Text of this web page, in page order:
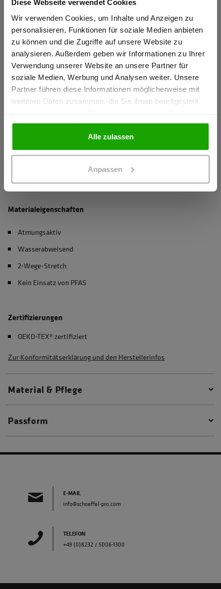
Diese Webseite verwendet Cookies
Wir verwenden Cookies, um Inhalte und Anzeigen zu
personalisieren, Funktionen für soziale Medien anbieten
zu können und die Zugriffe auf unsere Website zu
analysieren. Außerdem geben wir Informationen zu Ihrer
Verwendung unserer Website an unsere Partner für
soziale Medien, Werbung und Analysen weiter. Unsere
Partner führen diese Informationen möglicherweise mit
weiteren Daten zusammen, die Sie ihnen bereitgestellt
gesammelt haben.
Alle zulassen
Anpassen
Wasserabweisendes Stretchmaterial für perfekten
Tragekomfort
Elastischer Komfortbund für perfekte Passform
Verdeckter Knopf und Reißverschluss verhindert das
Verkratzen von sensiblen Oberflächen
mehr anzeigen
Schöffel PRO GmbH, Albert-Einstein-Strasse 1, 86830
Schwabmünchen, Deutschland
Materialeigenschaften
Atmungsaktiv
Wasserabweisend
2-Wege-Stretch
Kein Einsatz von PFAS
Zertifizierungen
OEKO-TEX® zertifiziert
Zur Konformitätserklärung und den Herstellerinfos
Material & Pflege
Passform
E-MAIL
info@schoeffel-pro.com
TELEFON
+49 (0)8232 / 5006-1300
Sind Sie
Gewerbetreibender?
Ich bestätige, dass ich Gewerbetreibender bin. Alle
Preise werden netto ausgewiesen.